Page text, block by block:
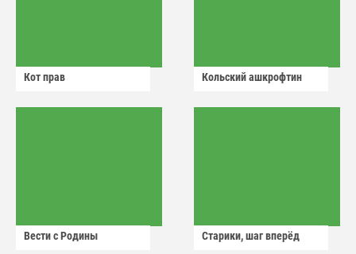
Кот прав Кольский ашкрофтин
Вести с Родины Старики, шаг вперёд